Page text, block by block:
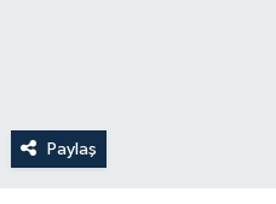
Paylaş